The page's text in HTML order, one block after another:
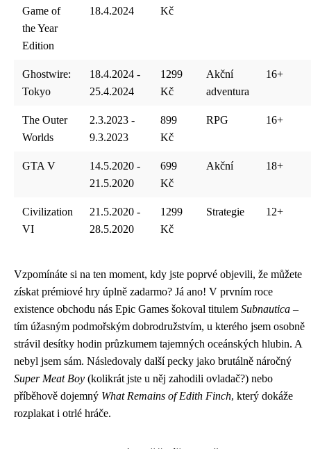
Game of
the Year
Edition
18.4.2024
Kč
Ghostwire:
Tokyo
18.4.2024 -
25.4.2024
1299
Kč
Akční
adventura
16+
The Outer
Worlds
2.3.2023 -
9.3.2023
899
Kč
RPG 16+
GTA V
14.5.2020 -
21.5.2020
699
Kč
Akční 18+
Civilization
VI
21.5.2020 -
28.5.2020
1299
Kč
Strategie 12+
Vzpomínáte si na ten moment, kdy jste poprvé objevili, že můžete
získat prémiové hry úplně zadarmo? Já ano! V prvním roce
existence obchodu nás Epic Games šokoval titulem Subnautica –
tím úžasným podmořským dobrodružstvím, u kterého jsem osobně
strávil desítky hodin průzkumem tajemných oceánských hlubin. A
nebyl jsem sám. Následovaly další pecky jako brutálně náročný
Super Meat Boy (kolikrát jste u něj zahodili ovladač?) nebo
příběhově dojemný What Remains of Edith Finch, který dokáže
rozplakat i otrlé hráče.